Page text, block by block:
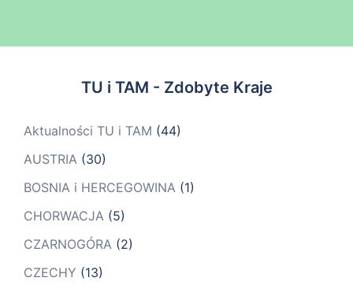
TU i TAM - Zdobyte Kraje
Aktualności TU i TAM (44)
AUSTRIA (30)
BOSNIA i HERCEGOWINA (1)
CHORWACJA (5)
CZARNOGÓRA (2)
CZECHY (13)